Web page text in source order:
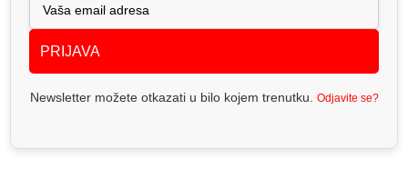
PRIJAVA
Newsletter možete otkazati u bilo kojem trenutku. Odjavite se?